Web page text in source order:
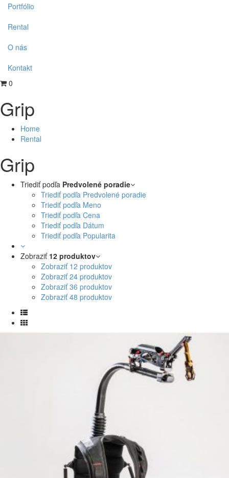
Portfólio
Rental
O nás
Kontakt
0
Grip
Home
Rental
Grip
Triediť podľa Predvolené poradie
Triediť podľa Predvolené poradie
Triediť podľa Meno
Triediť podľa Cena
Triediť podľa Dátum
Triediť podľa Popularita
Zobraziť 12 produktov
Zobraziť 12 produktov
Zobraziť24 produktov
Zobraziť36 produktov
Zobraziť48 produktov